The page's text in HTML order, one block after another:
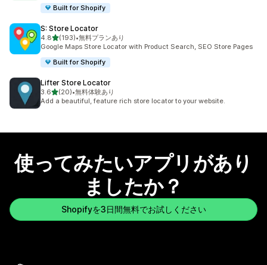
Built for Shopify
S: Store Locator
4.85つ星中
(193)
合計レビュー数：193件
•無料プランあり
Google Maps Store Locator with Product Search, SEO Store Pages
Built for Shopify
Lifter Store Locator
3.65つ星中
(20)
合計レビュー数：20件
•無料体験あり
Add a beautiful, feature rich store locator to your website.
使ってみたいアプリがあり
ましたか？
Shopifyを3日間無料でお試しください